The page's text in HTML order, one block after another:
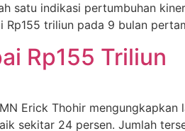
satu indikasi pertumbuhan
triliun pada 9 bulan
Rp155 Triliun
Erick Thohir
sekitar 24 persen. Jumlah